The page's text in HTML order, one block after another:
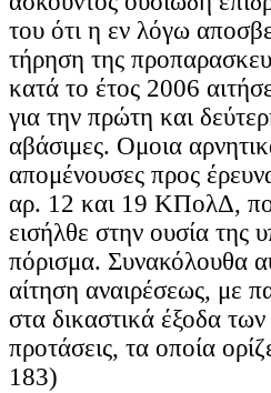
του ότι η εν λόγω
τήρηση της
κατά το έτος 2006
για την πρώτη και
αβάσιμες. Ομοια
απομένουσες προς
αρ. 12 και 19 ΚΠολΔ,
εισήλθε στην ουσία της
πόρισμα. Συνακόλουθα
αίτηση αναιρέσεως, με
στα δικαστικά έξοδα
προτάσεις, τα οποία
183)